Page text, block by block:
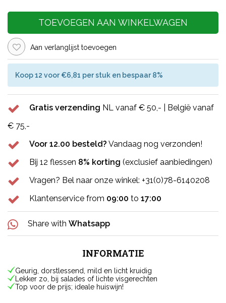
TOEVOEGEN AAN WINKELWAGEN
Aan verlanglijst toevoegen
Koop 12 voor €6,81 per stuk en bespaar 8%
Gratis verzending NL vanaf € 50,- | België vanaf
€ 75,-
Voor 12.00 besteld? Vandaag nog verzonden!
Bij 12 flessen 8% korting (exclusief aanbiedingen)
Vragen? Bel naar onze winkel: +31(0)78-6140208
Klantenservice from 09:00 to 17:00
Share with Whatsapp
INFORMATIE
Geurig, dorstlessend, mild en licht kruidig
Lekker zo, bij salades of lichte visgerechten
Top voor de prijs; ideale huiswijn!